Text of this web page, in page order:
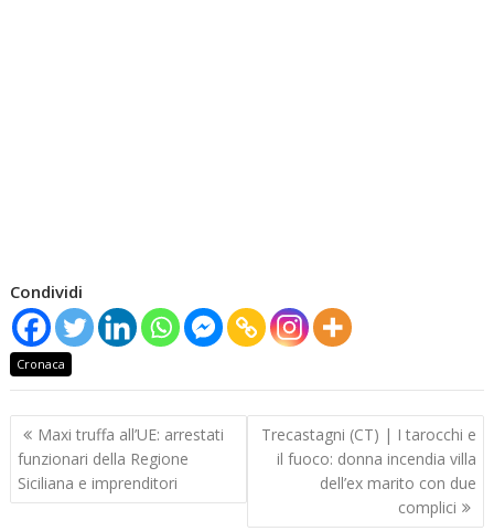
Condividi
Cronaca
Navigazione
articoli
Maxi truffa all’UE: arrestati
funzionari della Regione
Siciliana e imprenditori
Trecastagni (CT) | I tarocchi e
il fuoco: donna incendia villa
dell’ex marito con due
complici